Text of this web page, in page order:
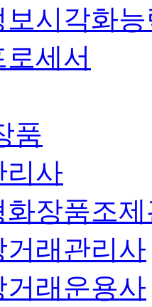
보시각화
세서
품
리사
화장품조
거래관리사
거래운용사